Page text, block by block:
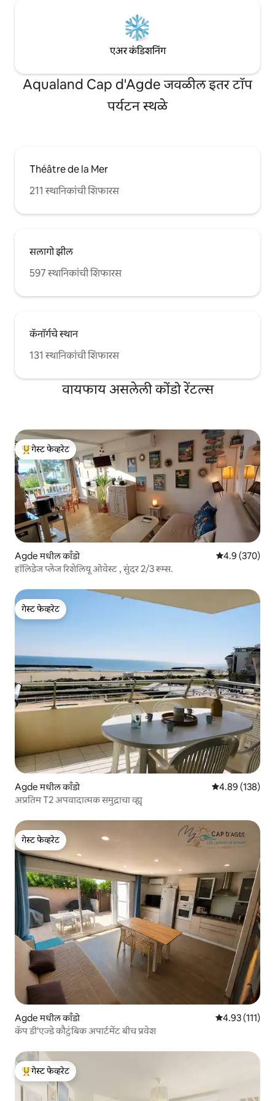
एअर कंडिशनिंग
Aqualand Cap d'Agde जवळील इतर टॉप
पर्यटन स्थळे
Théâtre de la Mer
211 स्थानिकांची शिफारस
सलागो झील
597 स्थानिकांची शिफारस
कॅनॉर्गचे स्थान
131 स्थानिकांची शिफारस
वायफाय असलेली कोंडो रेंटल्स
टॉप गेस्ट फेव्हरेट
गेस्ट फेव्हरेट
Agde मधील काँडो 5 पैकी 4.9
4.9 (370)
हॉलिडेज प्लेज रिशेलियू ओवेस्ट , सुंदर 2/3 रूम्स.
गेस्ट फेव्हरेट
गेस्ट फेव्हरेट
Agde मधील काँडो 5 पैकी 4.89
4.89 (138)
अप्रतिम T2 अपवादात्मक समुद्राचा व्ह्यू
गेस्ट फेव्हरेट
गेस्ट फेव्हरेट
Agde मधील काँडो 5 पैकी 4.93
4.93 (111)
कॅप डी'एज्डे कौटुंबिक अपार्टमेंट बीच प्रवेश
टॉप गेस्ट फेव्हरेट
गेस्ट फेव्हरेट